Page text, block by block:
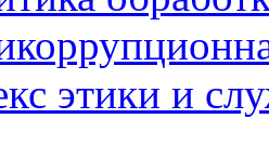
этики и